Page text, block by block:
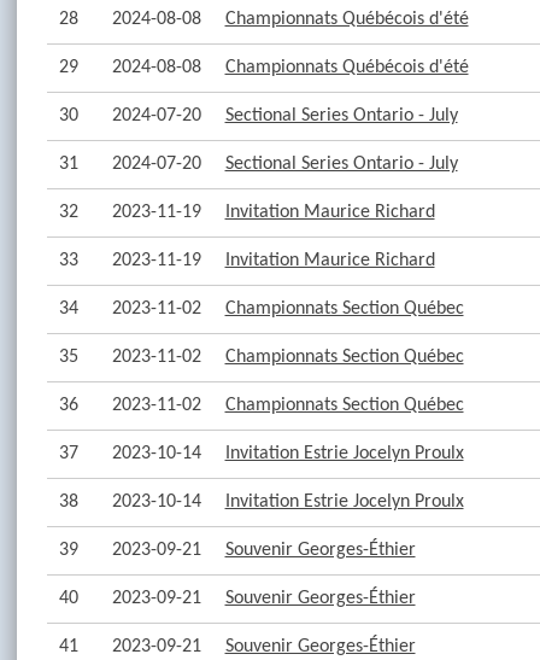
28 2024-08-08 Championnats Québécois d'été
29 2024-08-08 Championnats Québécois d'été
30 2024-07-20 Sectional Series Ontario - July
31 2024-07-20 Sectional Series Ontario - July
32 2023-11-19 Invitation Maurice Richard
33 2023-11-19 Invitation Maurice Richard
34 2023-11-02 Championnats Section Québec
35 2023-11-02 Championnats Section Québec
36 2023-11-02 Championnats Section Québec
37 2023-10-14 Invitation Estrie Jocelyn Proulx
38 2023-10-14 Invitation Estrie Jocelyn Proulx
39 2023-09-21 Souvenir Georges-Éthier
40 2023-09-21 Souvenir Georges-Éthier
41 2023-09-21 Souvenir Georges-Éthier